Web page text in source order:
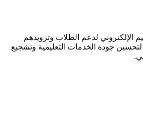
الإلكتروني لدعم الطلاب وتزويدهم
لتحسين جودة الخدمات التعليمية وتشجيع